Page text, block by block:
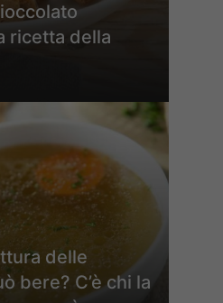
ricetta della
delle
bere? C’è chi la